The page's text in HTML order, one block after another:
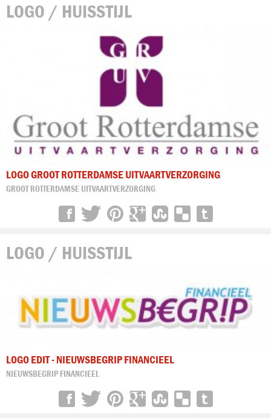
LOGO / HUISSTIJL
LOGO GROOT ROTTERDAMSE UITVAARTVERZORGING
GROOT ROTTERDAMSE UITVAARTVERZORGING
LOGO / HUISSTIJL
LOGO EDIT - NIEUWSBEGRIP FINANCIEEL
NIEUWSBEGRIP FINANCIEEL